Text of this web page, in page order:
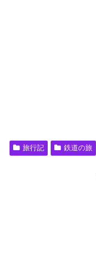
旅行記 鉄道の旅